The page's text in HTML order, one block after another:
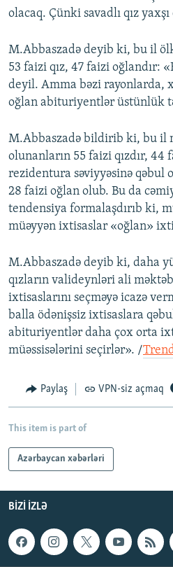
olacaq. Çünki savadlı qız
M.Abbaszadə deyib ki, bu il
53 faizi qız, 47 faizi oğlandır:
deyil. Amma bəzi rayonlarda,
oğlan abituriyentlər üstünlük
M.Abbaszadə bildirib ki, bu il
olunanların 55 faizi qızdır, 44
rezidentura səviyyəsinə qəbul
28 faizi oğlan olub. Bu da
tendensiya formalaşdırıb ki,
müəyyən ixtisaslar «oğlan»
M.Abbaszadə deyib ki, daha
qızların valideynləri ali
ixtisaslarını seçməyə icazə
balla ödənişsiz ixtisaslara
abituriyentlər daha çox orta
müəssisələrini seçirlər». /
Paylaş VPN-siz açmaq
This item is part of
Azərbaycan xəbərləri
BIZI IZLƏ